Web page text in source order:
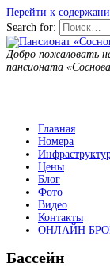
Перейти к
Search for:
Добро пожаловать
пансионата
Главная
Номера
Цены
Блог
Фото
Видео
Контакты
ОНЛАЙН
Бассейн